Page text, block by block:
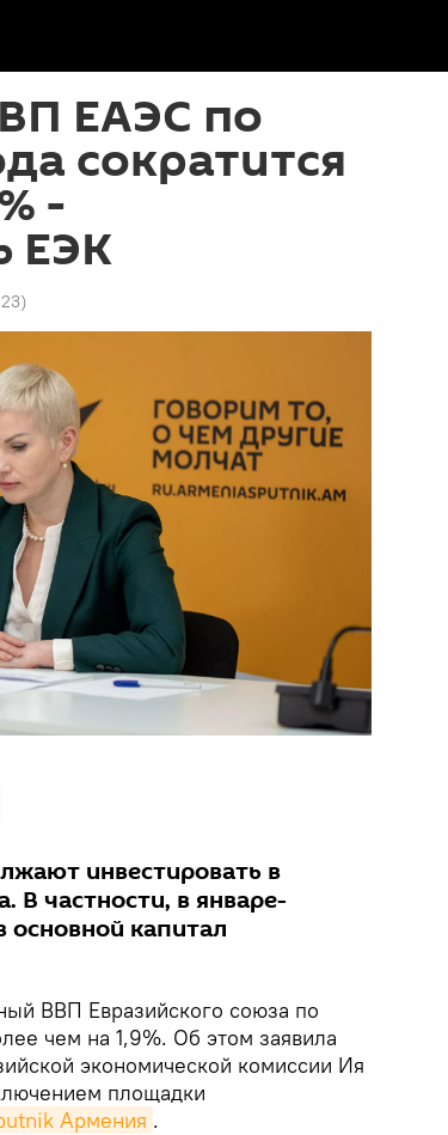
ЕАЭС по
сократится
-
ЕЭК
)
инвестировать в
В частности, в январе-
основной капитал
ВВП Евразийского союза по
чем на 1,9%. Об этом заявила
экономической комиссии Ия
площадки
Армения .